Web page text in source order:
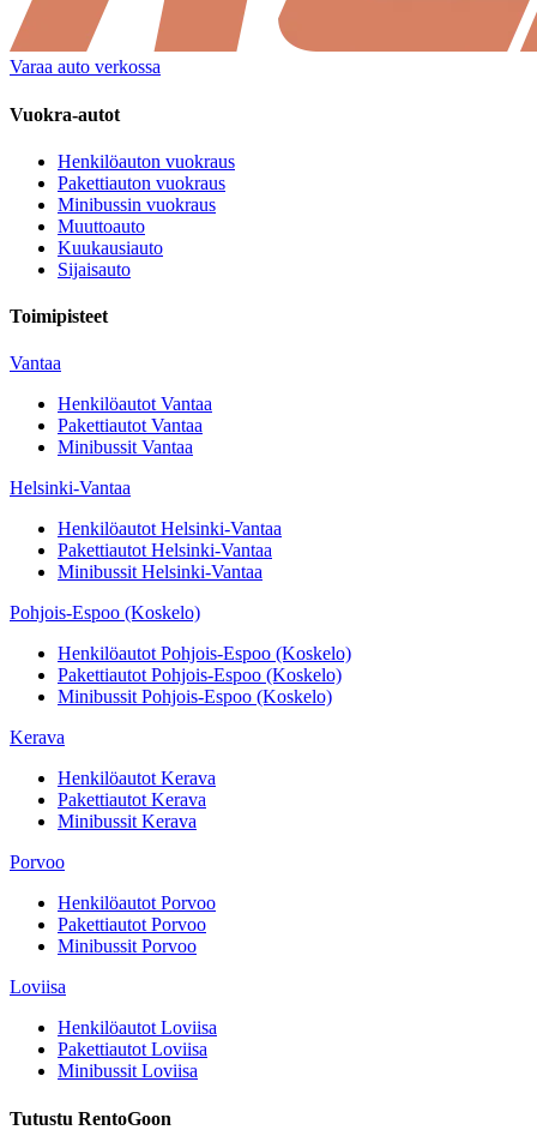
Varaa auto verkossa
Vuokra-autot
Henkilöauton vuokraus
Pakettiauton vuokraus
Minibussin vuokraus
Muuttoauto
Kuukausiauto
Sijaisauto
Toimipisteet
Vantaa
Henkilöautot Vantaa
Pakettiautot Vantaa
Minibussit Vantaa
Helsinki-Vantaa
Henkilöautot Helsinki-Vantaa
Pakettiautot Helsinki-Vantaa
Minibussit Helsinki-Vantaa
Pohjois-Espoo (Koskelo)
Henkilöautot Pohjois-Espoo (Koskelo)
Pakettiautot Pohjois-Espoo (Koskelo)
Minibussit Pohjois-Espoo (Koskelo)
Kerava
Henkilöautot Kerava
Pakettiautot Kerava
Minibussit Kerava
Porvoo
Henkilöautot Porvoo
Pakettiautot Porvoo
Minibussit Porvoo
Loviisa
Henkilöautot Loviisa
Pakettiautot Loviisa
Minibussit Loviisa
Tutustu RentoGoon